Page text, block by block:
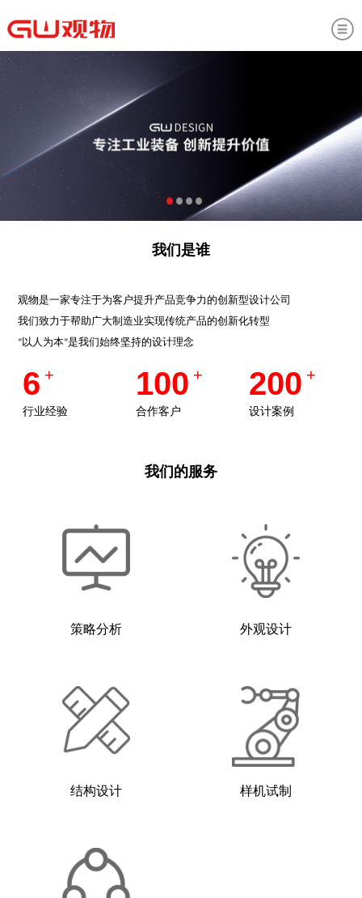
我们是谁
观物是一家专注于为客户提升产品竞争力的创新型设计公司
我们致力于帮助广大制造业实现传统产品的创新化转型
“以人为本”是我们始终坚持的设计理念
6 +
行业经验
100 +
合作客户
200 +
设计案例
我们的服务
策略分析 外观设计
结构设计 样机试制